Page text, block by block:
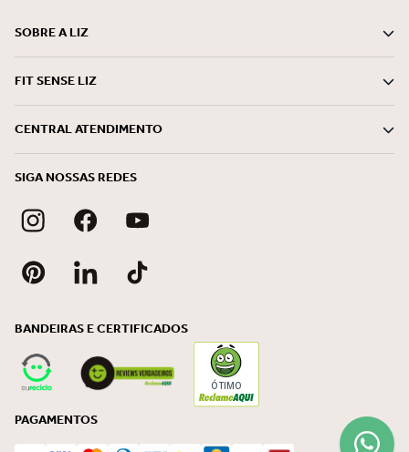
SOBRE A LIZ
FIT SENSE LIZ
CENTRAL ATENDIMENTO
SIGA NOSSAS REDES
BANDEIRAS E CERTIFICADOS
ÓTIMO
PAGAMENTOS